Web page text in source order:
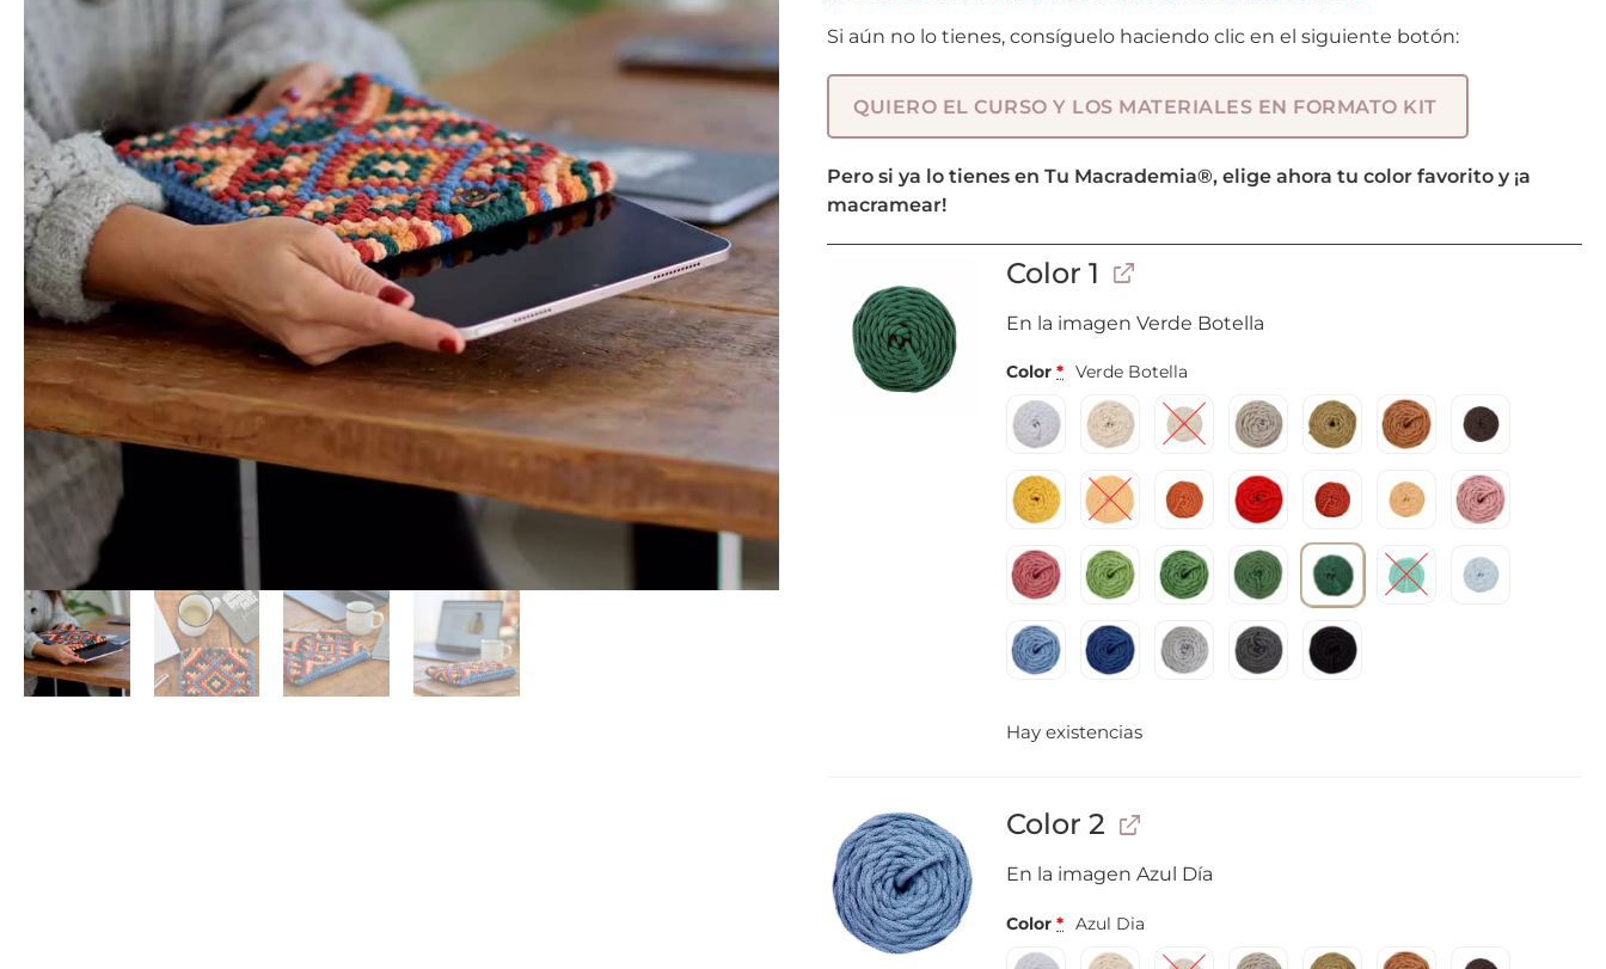
Si aún no lo tienes, consíguelo haciendo clic en el siguiente botón:
QUIERO EL CURSO Y LOS MATERIALES EN FORMATO KIT
Pero si ya lo tienes en Tu Macrademia®, elige ahora tu color favorito y ¡a
macramear!
Color 1
En la imagen Verde Botella
Color* Verde Botella
Hay existencias
Color 2
En la imagen Azul Día
Color* Azul Dia